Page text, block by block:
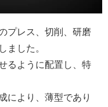
プレス、切削、研磨
ました。
るように配置し、特
により、薄型であり